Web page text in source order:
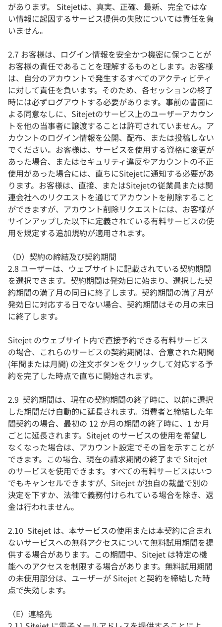
があります。 Sitejetは、真実、正確、最新、完全ではな
い情報に起因するサービス提供の失敗については責任を負
いません。
2.7 お客様は、ログイン情報を安全かつ機密に保つことが
お客様の責任であることを理解するものとします。お客様
は、自分のアカウントで発生するすべてのアクティビティ
に対して責任を負います。そのため、各セッションの終了
時には必ずログアウトする必要があります。事前の書面に
よる同意なしに、Sitejetのサービス上のユーザーアカウン
トを他の当事者に譲渡することは許可されていません。ア
カウントのログイン情報を公開、配布、または投稿しない
でください。お客様は、サービスを使用する資格に変更が
あった場合、またはセキュリティ違反やアカウントの不正
使用があった場合には、直ちにSitejetに通知する必要があ
ります。お客様は、直接、またはSitejetの従業員または関
連会社へのリクエストを通じてアカウントを削除すること
ができますが、アカウント削除リクエストには、お客様が
サインアップした以下に定義されている有料サービスの使
用を規定する追加規約が適用されます。
（D）契約の締結及び契約期間
2.8 ユーザーは、ウェブサイトに記載されている契約期間
を選択できます。契約期間は発効日に始まり、選択した契
約期間の満了月の同日に終了します。契約期間の満了月が
発効日に対応する日でない場合、契約期間はその月の末日
に終了します。
Sitejet のウェブサイト内で直接予約できる有料サービス
の場合、これらのサービスの契約期間は、合意された期間
(年間または月間) の注文ボタンをクリックして対応する予
約を完了した時点で直ちに開始されます。
2.9 契約期間は、現在の契約期間の終了時に、以前に選択
した期間だけ自動的に延長されます。消費者と締結した年
間契約の場合、最初の 12 か月の期間の終了時に、1 か月
ごとに延長されます。Sitejet のサービスの使用を希望し
なくなった場合は、アカウント設定でその旨を示すことが
できます。この場合、現在の請求期間の終了まで Sitejet
のサービスを使用できます。すべての有料サービスはいつ
でもキャンセルできますが、Sitejet が独自の裁量で別の
決定を下すか、法律で義務付けられている場合を除き、返
金は行われません。
2.10 Sitejet は、本サービスの使用または本契約に含まれ
ないサービスへの無料アクセスについて無料試用期間を提
供する場合があります。この期間中、Sitejet は特定の機
能へのアクセスを制限する場合があります。無料試用期間
の未使用部分は、ユーザーが Sitejet と契約を締結した時
点で失効します。
（E）連絡先